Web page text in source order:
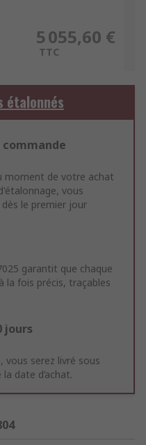
5 055,60 €
TTC
étalonnés
commande
moment de votre achat
vous
le premier jour
garantit que chaque
la fois précis, traçables
jours
serez livré sous
date d’achat.